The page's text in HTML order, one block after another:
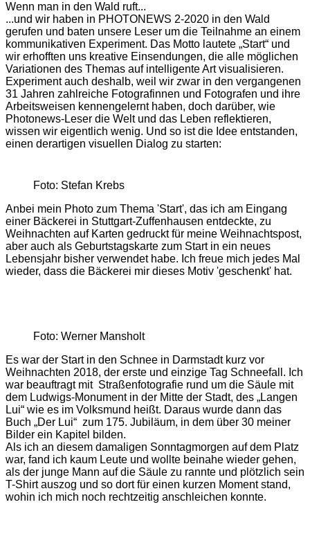
Wenn man in den Wald ruft...
...und wir haben in PHOTONEWS 2-2020 in den Wald
gerufen und baten unsere Leser um die Teilnahme an einem
kommunikativen Experiment. Das Motto lautete „Start“ und
wir erhofften uns kreative Einsendungen, die alle möglichen
Variationen des Themas auf intelligente Art visualisieren.
Experiment auch deshalb, weil wir zwar in den vergangenen
31 Jahren zahlreiche Fotografinnen und Fotografen und ihre
Arbeitsweisen kennengelernt haben, doch darüber, wie
Photonews-Leser die Welt und das Leben reflektieren,
wissen wir eigentlich wenig. Und so ist die Idee entstanden,
einen derartigen visuellen Dialog zu starten:
Foto: Stefan Krebs
Anbei mein Photo zum Thema 'Start', das ich am Eingang
einer Bäckerei in Stuttgart-Zuffenhausen entdeckte, zu
Weihnachten auf Karten gedruckt für meine Weihnachtspost,
aber auch als Geburtstagskarte zum Start in ein neues
Lebensjahr bisher verwendet habe. Ich freue mich jedes Mal
wieder, dass die Bäckerei mir dieses Motiv 'geschenkt' hat.
Foto: Werner Mansholt
Es war der Start in den Schnee in Darmstadt kurz vor
Weihnachten 2018, der erste und einzige Tag Schneefall. Ich
war beauftragt mit Straßenfotografie rund um die Säule mit
dem Ludwigs-Monument in der Mitte der Stadt, des „Langen
Lui“ wie es im Volksmund heißt. Daraus wurde dann das
Buch „Der Lui“ zum 175. Jubiläum, in dem über 30 meiner
Bilder ein Kapitel bilden.
Als ich an diesem damaligen Sonntagmorgen auf dem Platz
war, fand ich kaum Leute und wollte beinahe wieder gehen,
als der junge Mann auf die Säule zu rannte und plötzlich sein
T-Shirt auszog und so dort für einen kurzen Moment stand,
wohin ich mich noch rechtzeitig anschleichen konnte.